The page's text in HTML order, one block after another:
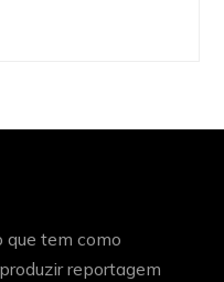
que tem como
reportagem